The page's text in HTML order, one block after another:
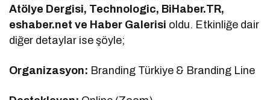
Atölye Dergisi, Technologic, BiHaber.TR,
eshaber.net ve Haber Galerisi oldu. Etkinliğe dair
diğer detaylar ise şöyle;
Organizasyon: Branding Türkiye & Branding Line